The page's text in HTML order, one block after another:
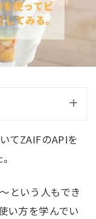
てZAIFのAPIを
という人もでき
い方を学んでい